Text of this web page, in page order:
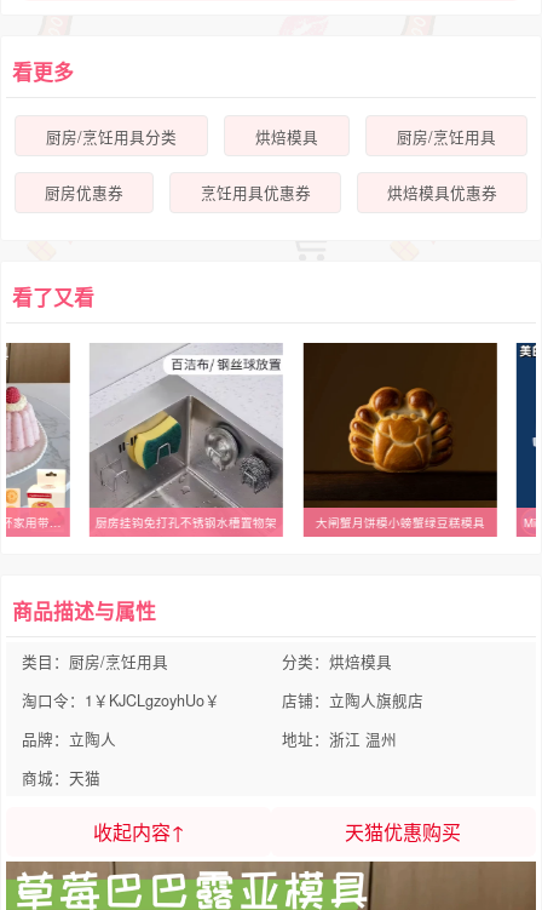
看更多
厨房/烹饪用具分类 烘焙模具 厨房/烹饪用具
厨房优惠券 烹饪用具优惠券 烘焙模具优惠券
看了又看
草莓巴巴露亚布丁模具杯家用带盖手工冷冻酸奶专用慕斯果冻杯 厨房挂钩免打孔不锈钢水槽置物架 大闸蟹月饼模小螃蟹绿豆糕模具
商品描述与属性
类目：厨房/烹饪用具
分类：烘焙模具
淘口令：1￥KJCLgzoyhUo￥
店铺：立陶人旗舰店
品牌：立陶人
地址：浙江 温州
商城：天猫
收起内容↑ 天猫优惠购买